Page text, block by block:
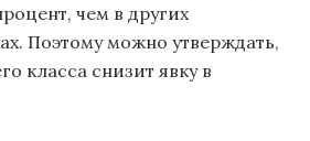
чем в других
Поэтому можно утверждать,
класса снизит явку в